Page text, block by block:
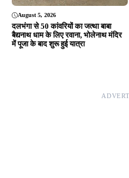
August 5, 2026
दलभंगा से 50 कांवरियों का जत्था बाबा
बैद्यनाथ धाम के लिए रवाना, भोलेनाथ मंदिर
में पूजा के बाद शुरू हुई यात्रा